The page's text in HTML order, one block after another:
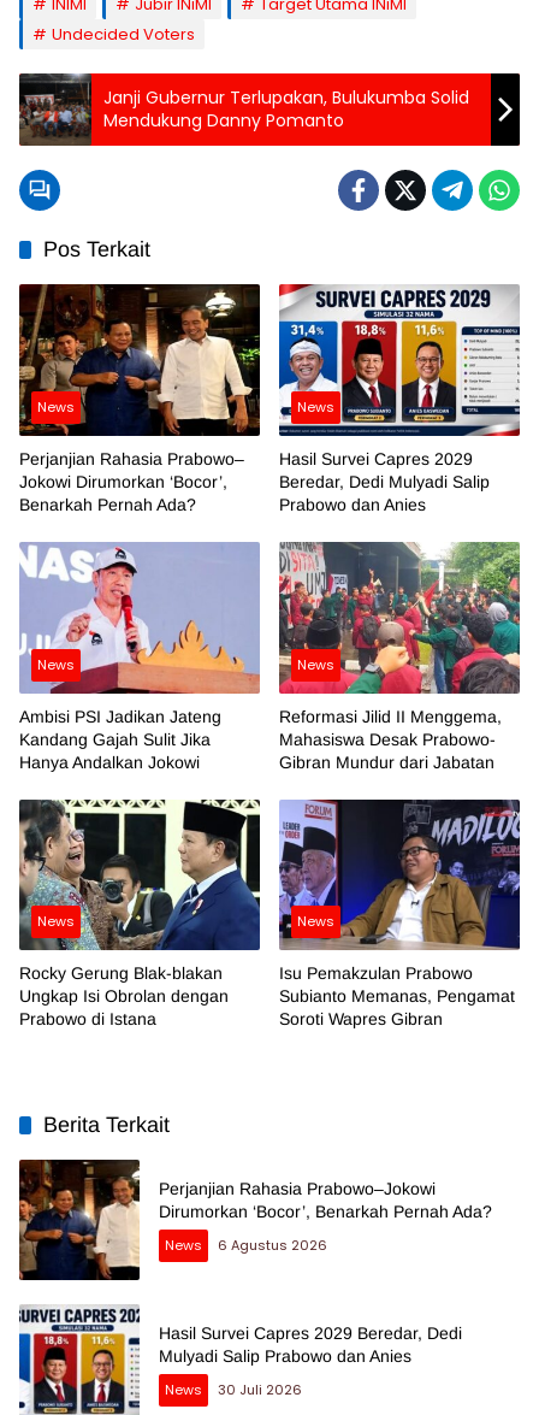
Undecided Voters
Janji Gubernur Terlupakan, Bulukumba Solid
Mendukung Danny Pomanto
Pos Terkait
News
Perjanjian Rahasia Prabowo–
Jokowi Dirumorkan ‘Bocor’,
Benarkah Pernah Ada?
News
Hasil Survei Capres 2029
Beredar, Dedi Mulyadi Salip
Prabowo dan Anies
News
Ambisi PSI Jadikan Jateng
Kandang Gajah Sulit Jika
Hanya Andalkan Jokowi
News
Reformasi Jilid II Menggema,
Mahasiswa Desak Prabowo-
Gibran Mundur dari Jabatan
News
Rocky Gerung Blak-blakan
Ungkap Isi Obrolan dengan
Prabowo di Istana
News
Isu Pemakzulan Prabowo
Subianto Memanas, Pengamat
Soroti Wapres Gibran
Berita Terkait
Perjanjian Rahasia Prabowo–Jokowi
Dirumorkan ‘Bocor’, Benarkah Pernah Ada?
News
6 Agustus 2026
Hasil Survei Capres 2029 Beredar, Dedi
Mulyadi Salip Prabowo dan Anies
News
30 Juli 2026